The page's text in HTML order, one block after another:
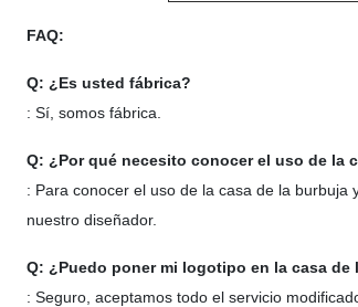
FAQ:
Q: ¿Es usted fábrica?
: Sí, somos fábrica.
Q: ¿Por qué necesito conocer el uso de la
: Para conocer el uso de la casa de la
nuestro diseñador.
Q: ¿Puedo poner mi logotipo en la casa de
: Seguro, aceptamos todo el servicio